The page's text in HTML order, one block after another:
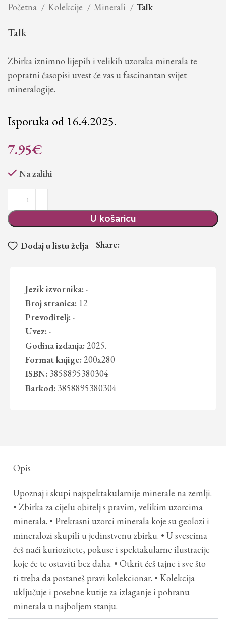
Početna Kolekcije Minerali Talk
Talk
Zbirka iznimno lijepih i velikih uzoraka minerala te
popratni časopisi uvest će vas u fascinantan svijet
mineralogije.
Isporuka od 16.4.2025.
7.95€
Na zalihi
U košaricu
Dodaj u listu želja Share:
Jezik izvornika: -
Broj stranica: 12
Prevoditelj: -
Uvez: -
Godina izdanja: 2025.
Format knjige: 200x280
ISBN: 3858895380304
Barkod: 3858895380304
Opis
Upoznaj i skupi najspektakularnije minerale na zemlji.
• Zbirka za cijelu obitelj s pravim, velikim uzorcima
minerala. • Prekrasni uzorci minerala koje su geolozi i
mineralozi skupili u jedinstvenu zbirku. • U svescima
ćeš naći kuriozitete, pokuse i spektakularne ilustracije
koje će te ostaviti bez daha. • Otkrit ćeš tajne i sve što
ti treba da postaneš pravi kolekcionar. • Kolekcija
uključuje i posebne kutije za izlaganje i pohranu
minerala u najboljem stanju.